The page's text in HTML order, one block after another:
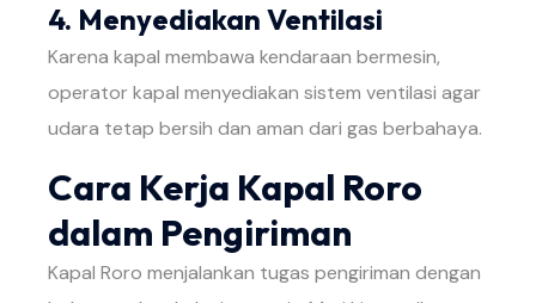
4. Menyediakan Ventilasi
Karena kapal membawa kendaraan bermesin,
operator kapal menyediakan sistem ventilasi agar
udara tetap bersih dan aman dari gas berbahaya.
Cara Kerja Kapal Roro
dalam Pengiriman
Kapal Roro menjalankan tugas pengiriman dengan